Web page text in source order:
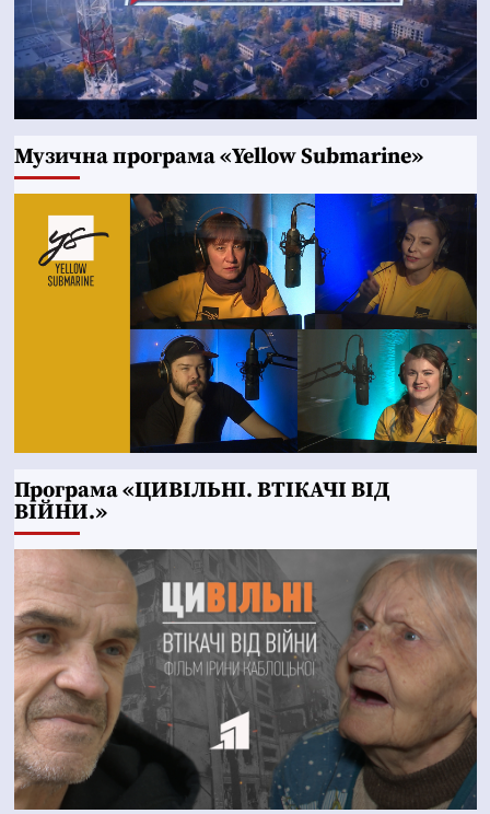
Музична програма «Yellow Submarine»
Програма «ЦИВІЛЬНІ. ВТІКАЧІ ВІД
ВІЙНИ.»